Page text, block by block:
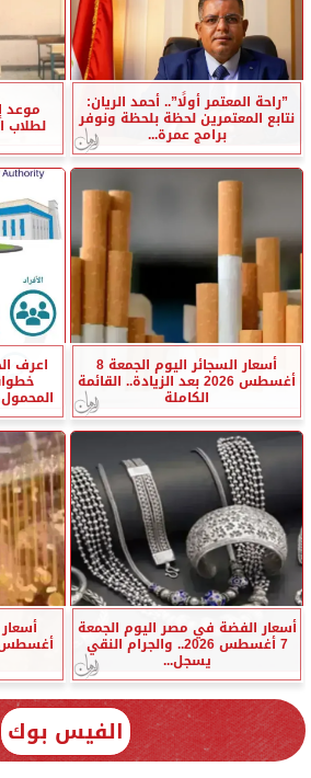
”راحة المعتمر أولًا”.. أحمد الريان:
نتابع المعتمرين لحظة بلحظة ونوفر
برامج عمرة...
موعد
لطلاب
أسعار السجائر اليوم الجمعة 8
أغسطس 2026 بعد الزيادة.. القائمة
الكاملة
اعرف
أسعار الفضة في مصر اليوم الجمعة
7 أغسطس 2026.. والجرام النقي
يسجل...
الفيس بوك